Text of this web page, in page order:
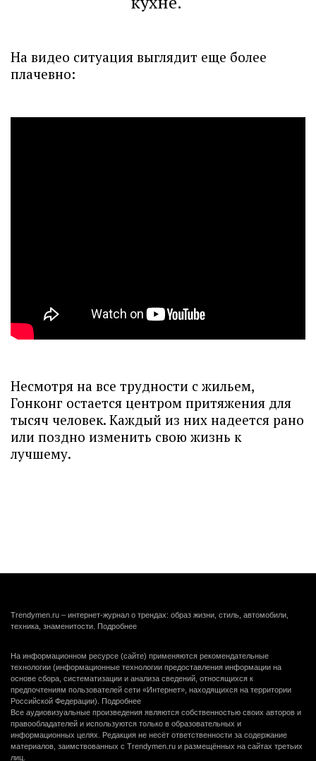
На видео ситуация выглядит еще более
плачевно:
Несмотря на все трудности с жильем,
Гонконг остается центром притяжения для
тысяч человек. Каждый из них надеется рано
или поздно изменить свою жизнь к
лучшему.
Trendymen.ru – интернет-журнал о трендах: образ жизни, стиль, автомобили,
техника, знаменитости. Подробнее
На информационном ресурсе (сайте) применяются рекомендательные
технологии (информационные технологии предоставления информации на
основе сбора, систематизации и анализа сведений, относящихся к
предпочтениям пользователей сети «Интернет», находящихся на территории
Российской Федерации). Подробнее
Все аудиовизуальные произведения являются собственностью своих авторов и
правообладателей и используются только в образовательных и
информационных целях. Редакция не несёт ответственности за содержание
материалов, заимствованных с Trendymen.ru и размещённых на сайтах третьих
лиц.